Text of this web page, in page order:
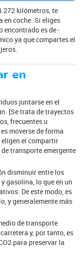
kilómetros, te
en coche. Si eliges
encontrado es de -
ya que compartes el
en
juntarse en el
[Se trata de trayectos
frecuentes u
moverse de forma
el compartir
transporte emergente
disminuir entre los
gasolina, lo que en un
De este modo, es
y generalemente más
de transporte
y, por tanto, es
para preservar la